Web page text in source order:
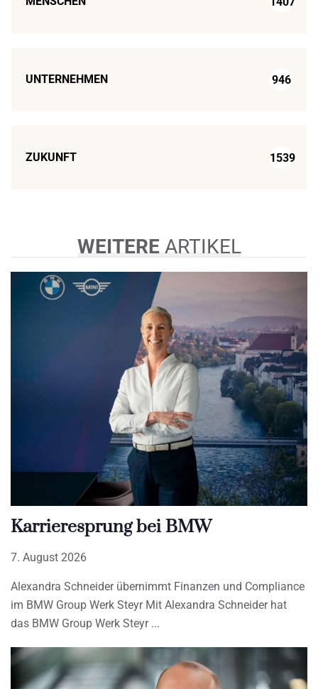
UNTERNEHMEN 946
ZUKUNFT 1539
WEITEREARTIKEL
Karrieresprung bei BMW
7. August 2026
Alexandra Schneider übernimmt Finanzen und Compliance
im BMW Group Werk Steyr Mit Alexandra Schneider hat
das BMW Group Werk Steyr